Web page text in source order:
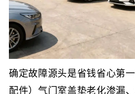
确定故障源头是省钱省心第
配件）气门室盖垫老化渗漏